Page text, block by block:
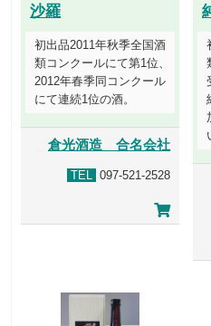
沙羅
初出品2011年秋季全国酒
類コンクールにて第1位、
2012年春季同コンクール
にて連続1位の酒。
倉光酒造 合名会社
TEL 097-521-2528